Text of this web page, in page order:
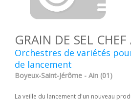
GRAIN DE SEL
Orchestres de variétés
de lancement
Boyeux-Saint-Jérôme - Ain (01)
La veille du lancement d'un nouveau